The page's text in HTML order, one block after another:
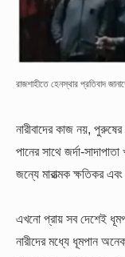
রাজশাহীতে হেনস্থার প্রতিবাদ
নারীবাদের কাজ নয়, পুরুষের
পানের সাথে জর্দা-
জন্যে মারাত্মক ক্ষতিকর
এখনো প্রায় সব দেশেই
নারীদের মধ্যে ধূমপান